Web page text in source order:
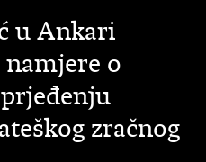
u Ankari
o
zračnog